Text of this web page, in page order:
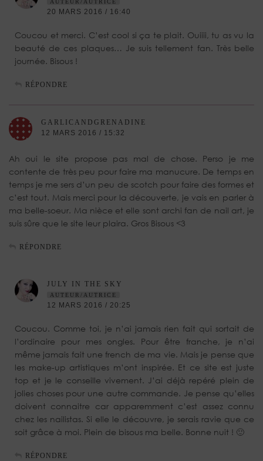
AUTEUR/AUTRICE
20 MARS 2016 / 16:40
Coucou et merci. C’est cool si ça te plait. Ouiiii, tu as vu la
beauté de ces plaques… Je suis tellement fan. Très belle
journée. Bisous !
RÉPONDRE
GARLICANDGRENADINE
12 MARS 2016 / 15:32
Ah oui le site propose pas mal de chose. Perso je me
contente de très peu pour faire ma manucure. De temps en
temps je me sers d’un peu de scotch pour faire des formes et
c’est tout. Mais merci pour la découverte, je vais en parler à
ma belle-soeur. Ma nièce et elle sont archi fan de nail art, je
suis sûre que le site leur plaira. Gros Bisous <3
RÉPONDRE
JULY IN THE SKY
AUTEUR/AUTRICE
12 MARS 2016 / 20:25
Coucou. Comme toi, je n’ai jamais rien fait qui sortait de
l’ordinaire pour mes ongles. Pour être franche, je n’ai
même jamais fait une french de ma vie. Mais je pense que
les make-up artistiques m’ont inspirée. Et ce site est juste
top et je le conseille vivement. J’ai déjà repéré plein de
jolies choses pour une autre commande. Je pense qu’elles
doivent connaitre car apparemment c’est assez connu
chez les nailistas. Si elle le découvre, je serais ravie que ce
soit grâce à moi. Plein de bisous ma belle. Bonne nuit ! 🙂
RÉPONDRE